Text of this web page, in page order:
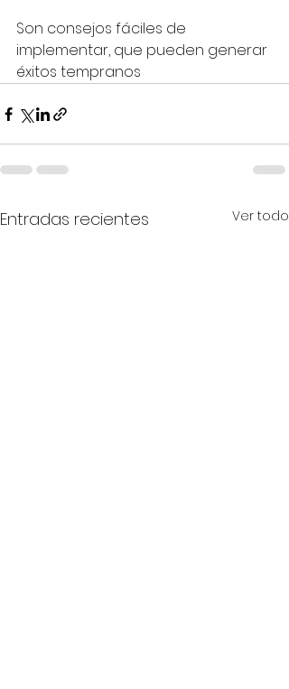
Son consejos fáciles de
implementar, que pueden generar
éxitos tempranos
Entradas recientes Ver todo